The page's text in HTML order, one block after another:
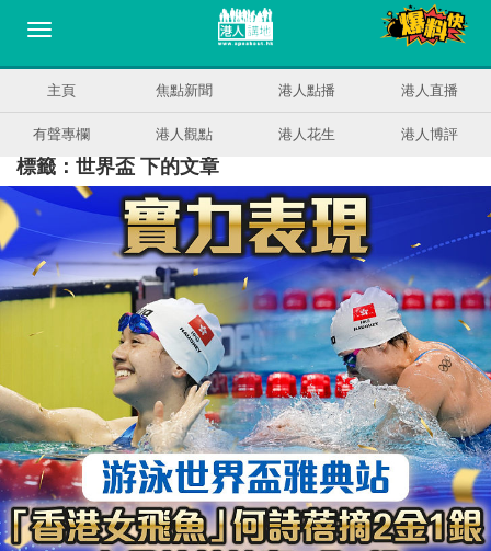
主頁 焦點新聞 港人點播 港人直播
有聲專欄 港人觀點 港人花生 港人博評
標籤：世界盃 下的文章